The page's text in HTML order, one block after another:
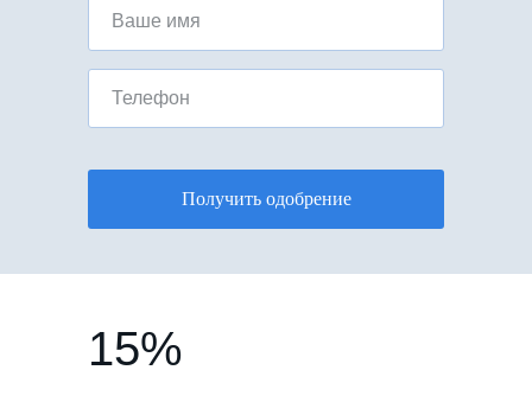
Ваше имя
Телефон
Получить одобрение
15%